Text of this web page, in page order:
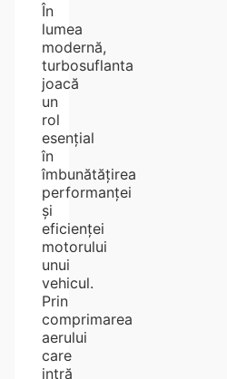
În
lumea
modernă,
turbosuflanta
joacă
un
rol
esențial
în
îmbunătățirea
performanței
și
eficienței
motorului
unui
vehicul.
Prin
comprimarea
aerului
care
intră